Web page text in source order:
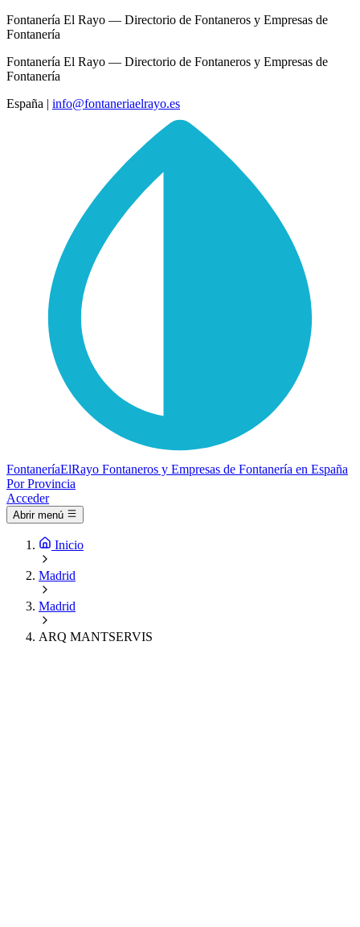
Fontanería El Rayo — Directorio de Fontaneros y Empresas de
Fontanería
Fontanería El Rayo — Directorio de Fontaneros y Empresas de
Fontanería
España | info@fontaneriaelrayo.es
FontaneríaElRayo Fontaneros y Empresas de Fontanería en España
Por Provincia
Acceder
Abrir menú
Inicio
Madrid
Madrid
ARQ MANTSERVIS